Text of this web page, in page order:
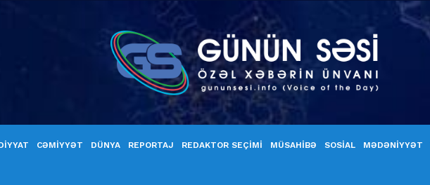
CƏMİYYƏT DÜNYA REPORTAJ REDAKTOR SEÇİMİ MÜSAHİBƏ SOSİAL MƏDƏNİYYƏT